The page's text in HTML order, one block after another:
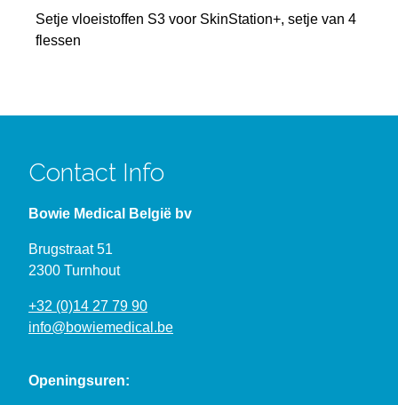
Setje vloeistoffen S3 voor SkinStation+, setje van 4
flessen
Contact Info
Bowie Medical België bv
Brugstraat 51
2300 Turnhout
+32 (0)14 27 79 90
info@bowiemedical.be
Openingsuren: